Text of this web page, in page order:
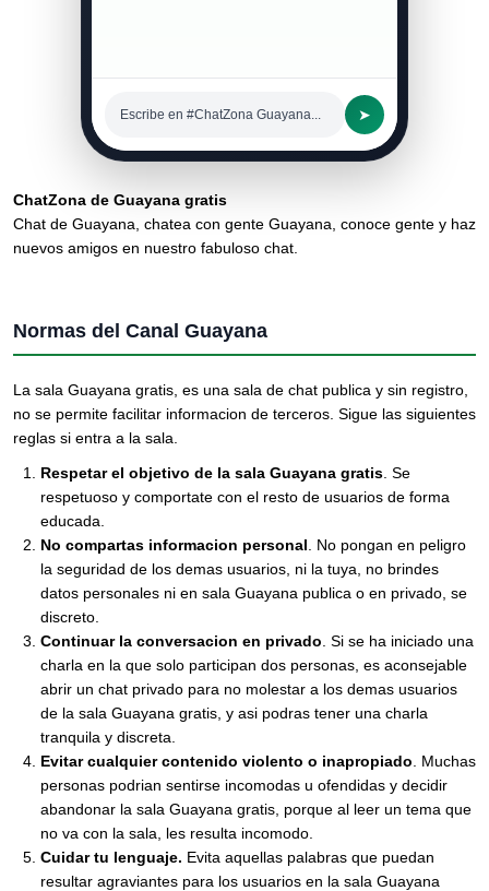
Escribe en #ChatZona Guayana... ➤
ChatZona de Guayana gratis
Chat de Guayana, chatea con gente Guayana, conoce gente y haz
nuevos amigos en nuestro fabuloso chat.
Normas del Canal Guayana
La sala Guayana gratis, es una sala de chat publica y sin registro,
no se permite facilitar informacion de terceros. Sigue las siguientes
reglas si entra a la sala.
Respetar el objetivo de la sala Guayana gratis . Se
respetuoso y comportate con el resto de usuarios de forma
educada.
No compartas informacion personal . No pongan en peligro
la seguridad de los demas usuarios, ni la tuya, no brindes
datos personales ni en sala Guayana publica o en privado, se
discreto.
Continuar la conversacion en privado . Si se ha iniciado una
charla en la que solo participan dos personas, es aconsejable
abrir un chat privado para no molestar a los demas usuarios
de la sala Guayana gratis, y asi podras tener una charla
tranquila y discreta.
Evitar cualquier contenido violento o inapropiado . Muchas
personas podrian sentirse incomodas u ofendidas y decidir
abandonar la sala Guayana gratis, porque al leer un tema que
no va con la sala, les resulta incomodo.
Cuidar tu lenguaje. Evita aquellas palabras que puedan
resultar agraviantes para los usuarios en la sala Guayana